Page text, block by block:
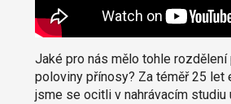
Jaké pro nás mělo tohle rozdělení
poloviny přínosy? Za téměř 25 let
jsme se ocitli v nahrávacím studiu